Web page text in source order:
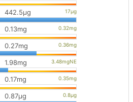
442.5μg
0.13mg
0.27mg
1.98mg
0.17mg
0.87μg